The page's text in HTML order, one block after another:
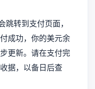
跳转到支付页面，
成功，你的美元余
更新。请在支付完
据，以备日后查